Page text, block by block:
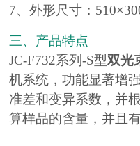
7、外形尺寸：
三、产品特点
JC-F732系列-S型双光
机系统，功能显著增
准差和变异系数，并
算样品的含量，并且